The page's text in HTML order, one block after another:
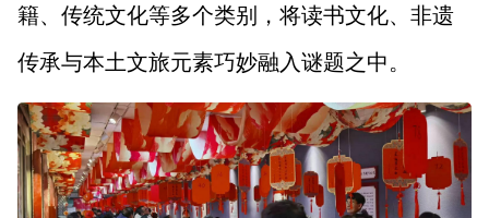
籍、传统文化等多个类别，将读书文化、非遗
传承与本土文旅元素巧妙融入谜题之中。